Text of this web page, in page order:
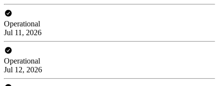
Operational
Jul 11, 2026
Operational
Jul 12, 2026